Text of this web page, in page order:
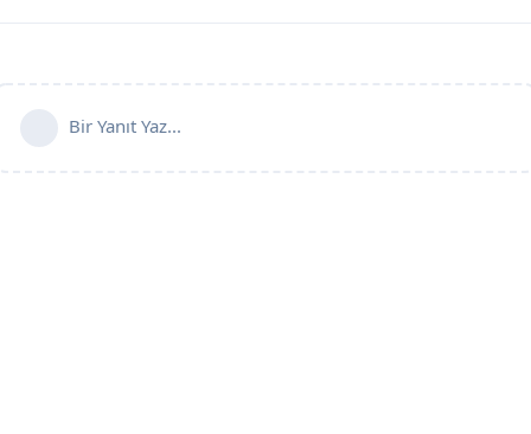
Bir Yanıt Yaz...